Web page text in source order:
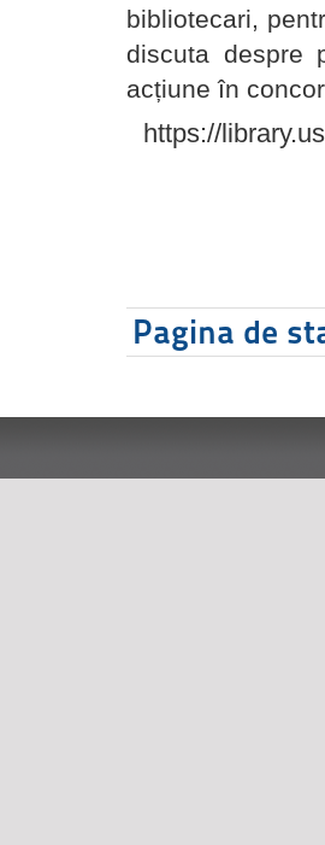
bibliotecari,
discuta despre
acțiune în
https://
Pagina de